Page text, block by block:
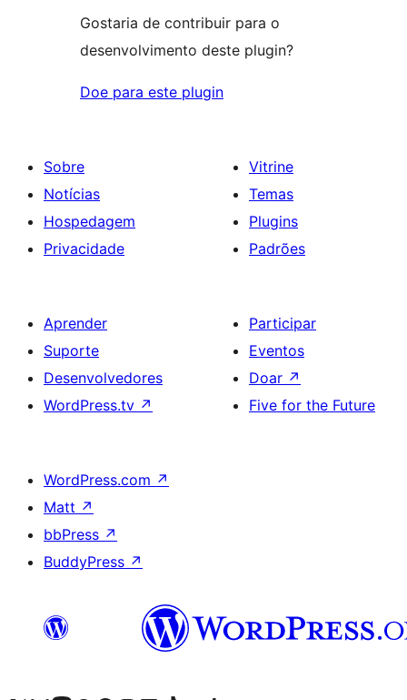
Gostaria de contribuir para o
desenvolvimento deste plugin?
Doe para este plugin
Sobre
Notícias
Hospedagem
Privacidade
Vitrine
Temas
Plugins
Padrões
Aprender
Suporte
Desenvolvedores
WordPress.tv ↗
Participar
Eventos
Doar ↗
Five for the Future
WordPress.com ↗
Matt ↗
bbPress ↗
BuddyPress ↗